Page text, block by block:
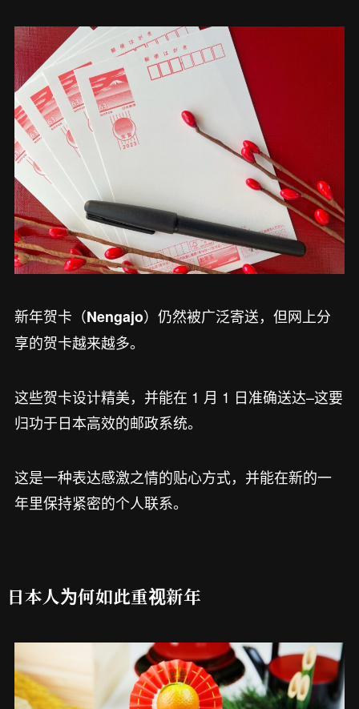
新年贺卡（Nengajo）仍然被广泛寄送，但网上分
享的贺卡越来越多。
这些贺卡设计精美，并能在 1 月 1 日准确送达–这要
归功于日本高效的邮政系统。
这是一种表达感激之情的贴心方式，并能在新的一
年里保持紧密的个人联系。
日本人为何如此重视新年